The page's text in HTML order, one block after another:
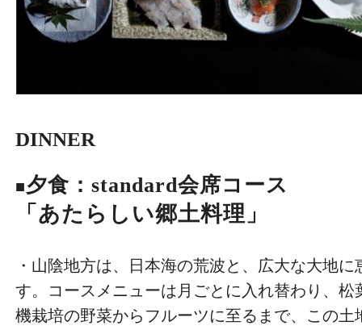
DINNER
■夕食：standard会席コース
「あたらしい郷土料理」
・山陰地方は、日本海の荒波と、広大な大地
す。コースメニューは月ごとに入れ替わり、松
機栽培の野菜からフルーツに至るまで、この土